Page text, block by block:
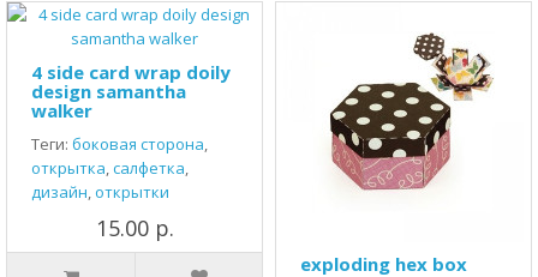
4 side card wrap doily
design samantha
walker
Теги: боковая сторона,
открытка,салфетка,
дизайн,открытки
15.00 р.
exploding hex box